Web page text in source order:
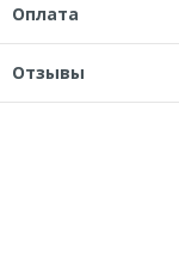
Оплата
Отзывы